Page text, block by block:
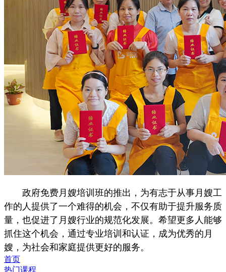
政府免费月嫂培训班的推出，为有志于从事月嫂工
作的人提供了一个难得的机会，不仅有助于提升服务质
量，也促进了月嫂行业的规范化发展。希望更多人能够
抓住这个机会，通过专业培训和认证，成为优秀的月
嫂，为社会和家庭提供更好的服务。
首页
热门课程